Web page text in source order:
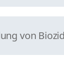
von